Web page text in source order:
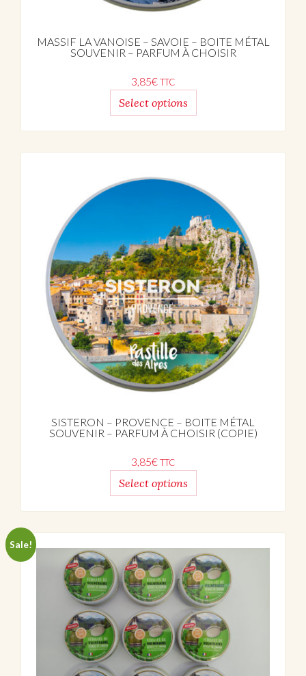
MASSIF LA VANOISE – SAVOIE – BOITE MÉTAL
SOUVENIR – PARFUM À CHOISIR
3,85€TTC
Select options
SISTERON – PROVENCE – BOITE MÉTAL
SOUVENIR – PARFUM À CHOISIR (COPIE)
3,85€TTC
Select options
Sale!